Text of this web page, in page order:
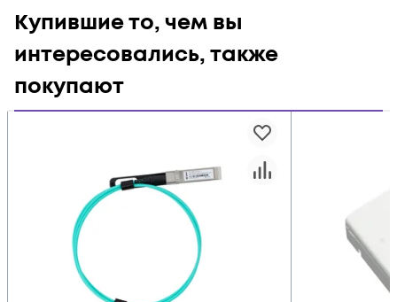
Купившие то, чем вы
интересовались, также
покупают